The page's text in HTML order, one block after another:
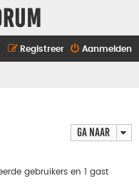
Aanmelden
Registreer
Ga naar
gebruikers en 1 gast